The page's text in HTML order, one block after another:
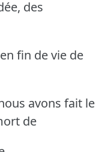
des
fin de vie de
avons fait le
de